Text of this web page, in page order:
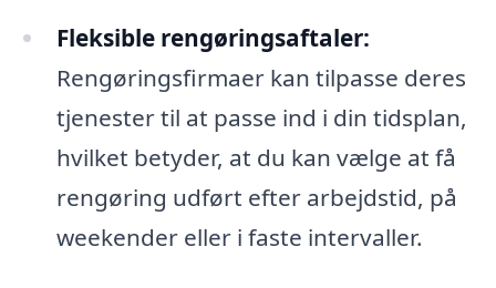
Fleksible rengøringsaftaler:
Rengøringsfirmaer kan tilpasse deres
tjenester til at passe ind i din tidsplan,
hvilket betyder, at du kan vælge at få
rengøring udført efter arbejdstid, på
weekender eller i faste intervaller.